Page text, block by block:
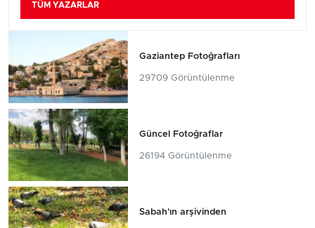
TÜM YAZARLAR
Gaziantep Fotoğrafları
29709 Görüntülenme
Güncel Fotoğraflar
26194 Görüntülenme
Sabah'ın arşivinden